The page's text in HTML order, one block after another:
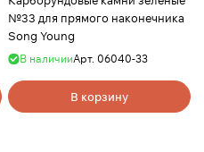
№33 для прямого наконечника
Song Young
В наличииАрт. 06040-33
В корзину